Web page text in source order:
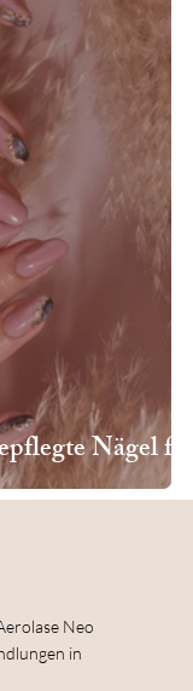
Nägel
Neo
in